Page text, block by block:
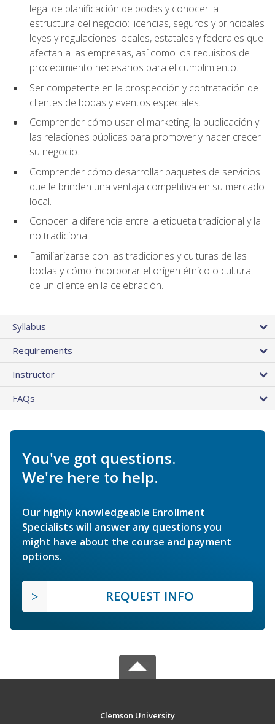
legal de planificación de bodas y conocer la
estructura del negocio: licencias, seguros y principales
leyes y regulaciones locales, estatales y federales que
afectan a las empresas, así como los requisitos de
procedimiento necesarios para el cumplimiento.
Ser competente en la prospección y contratación de
clientes de bodas y eventos especiales.
Comprender cómo usar el marketing, la publicación y
las relaciones públicas para promover y hacer crecer
su negocio.
Comprender cómo desarrollar paquetes de servicios
que le brinden una ventaja competitiva en su mercado
local.
Conocer la diferencia entre la etiqueta tradicional y la
no tradicional.
Familiarizarse con las tradiciones y culturas de las
bodas y cómo incorporar el origen étnico o cultural
de un cliente en la celebración.
Syllabus
Requirements
Instructor
FAQs
You've got questions.
We're here to help.
Our highly knowledgeable Enrollment
Specialists will answer any questions you
might have about the course and payment
options.
REQUEST INFO
Clemson University